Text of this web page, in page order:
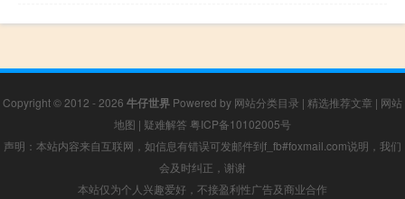
Copyright © 2012 - 2026 牛仔世界 Powered by 网站分类目录 | 精选推荐文章 | 网站
地图 | 疑难解答 粤ICP备10102005号
声明：本站内容来自互联网，如信息有错误可发邮件到f_fb#foxmail.com说明，我们
会及时纠正，谢谢
本站仅为个人兴趣爱好，不接盈利性广告及商业合作